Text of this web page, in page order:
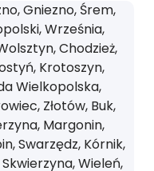
Gniezno, Śrem,
Września,
Chodzież,
Krotoszyn,
Wielkopolska,
Złotów, Buk,
Margonin,
Swarzędz, Kórnik,
Wieleń,